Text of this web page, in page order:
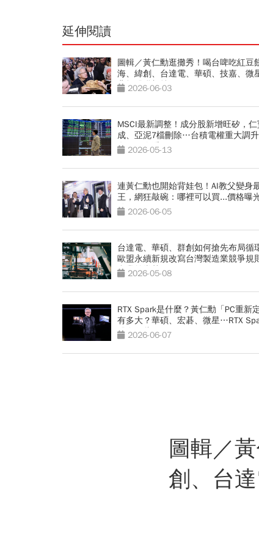
延伸閱讀
圖輯／黃仁勳逛攤秀！喝台啤吃紅豆
海、緯創、台達電、華碩、技嘉、
背板股獲加持？
2026-06-03
MSCI最新調整！成分股新增旺矽，
成、亞泥7檔刪除…台積電權重大調
名單一次看
2026-05-13
連黃仁勳也開始背娃包！AI教父變身
王，網狂敲碗：哪裡可以買...價格曝
娃圈」
2026-06-05
台達電、華碩、群創如何搶先布局循
歐盟永續新規改寫台灣製造業競爭規
產業首當其衝
2026-05-08
RTX Spark是什麼？黃仁勳「PC重新
有多大？華碩、宏碁、微星…RTX
股有哪些
2026-06-07
圖輯／
創、台